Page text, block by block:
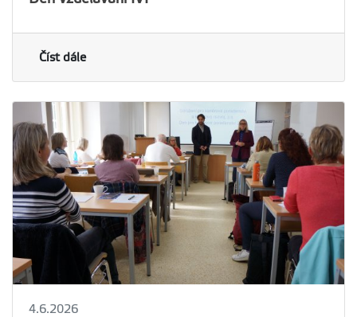
Číst dále
4.6.2026